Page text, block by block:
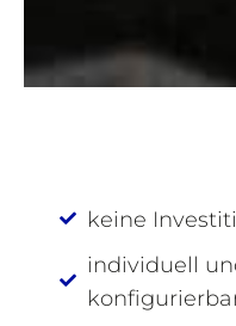
keine
individuell